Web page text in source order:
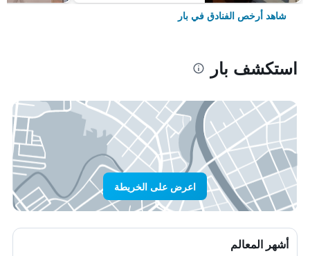
شاهد أرخص الفنادق في بار
استكشف بار
اعرض على الخريطة
أشهر المعالم